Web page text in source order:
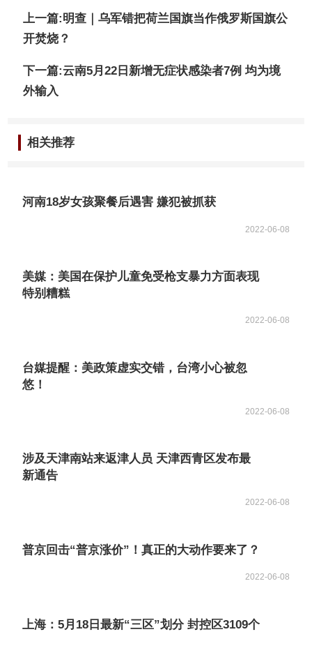
上一篇:明查｜乌军错把荷兰国旗当作俄罗斯国旗公
开焚烧？
下一篇:云南5月22日新增无症状感染者7例 均为境
外输入
相关推荐
河南18岁女孩聚餐后遇害 嫌犯被抓获
2022-06-08
美媒：美国在保护儿童免受枪支暴力方面表现
特别糟糕
2022-06-08
台媒提醒：美政策虚实交错，台湾小心被忽
悠！
2022-06-08
涉及天津南站来返津人员 天津西青区发布最
新通告
2022-06-08
普京回击“普京涨价”！真正的大动作要来了？
2022-06-08
上海：5月18日最新“三区”划分 封控区3109个